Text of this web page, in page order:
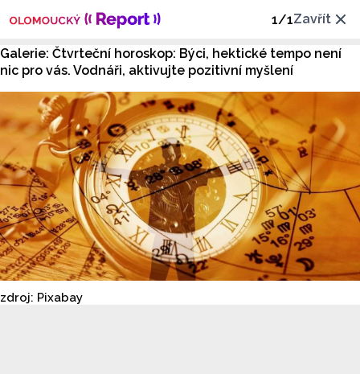
1/1Zavřít
Galerie: Čtvrteční horoskop: Býci, hektické tempo není
nic pro vás. Vodnáři, aktivujte pozitivní myšlení
zdroj: Pixabay